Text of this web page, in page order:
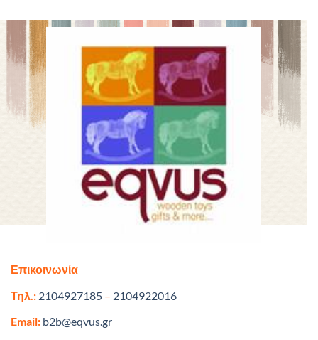
Επικοινωνία
Τηλ.: 2104927185 – 2104922016
Email: b2b@eqvus.gr